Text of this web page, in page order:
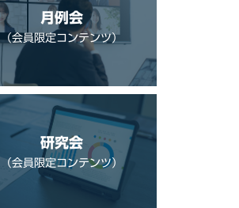
月例会
（会員限定コンテンツ）
研究会
（会員限定コンテンツ）